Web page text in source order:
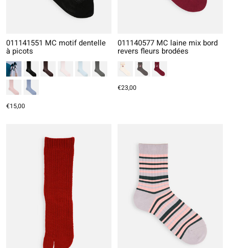
011141551 MC motif dentelle
à picots
€15,00
011140577 MC laine mix bord
revers fleurs brodées
€23,00